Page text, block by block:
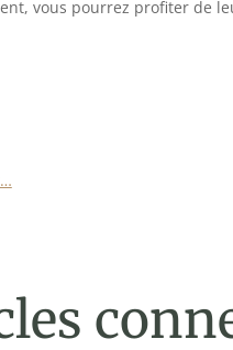
vous pourrez profiter de